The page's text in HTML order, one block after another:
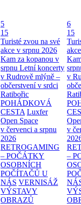
5
15
Turisté zvou na své
akce v srpnu 2026
Kam za kopanou v
srpnu Letní koncerty
v Rudrově mlýně –
občerstvení v srdci
Ratibořic
POHÁDKOVÁ
CESTA Luxfer
Open Space
v červenci a srpnu
2026
RETROGAMING
– POČÁTKY
OSOBNÍCH
POČÍTAČŮ U
NÁS VERNISÁŽ
VÝSTAVY
OBRAZŮ
6
15
v
v
–